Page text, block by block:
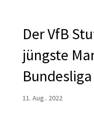
Der VfB
jüngste
11. Aug.. 2022